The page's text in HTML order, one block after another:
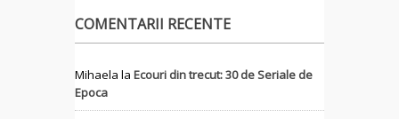
COMENTARII RECENTE
Mihaela la Ecouri din trecut: 30 de Seriale de
Epoca